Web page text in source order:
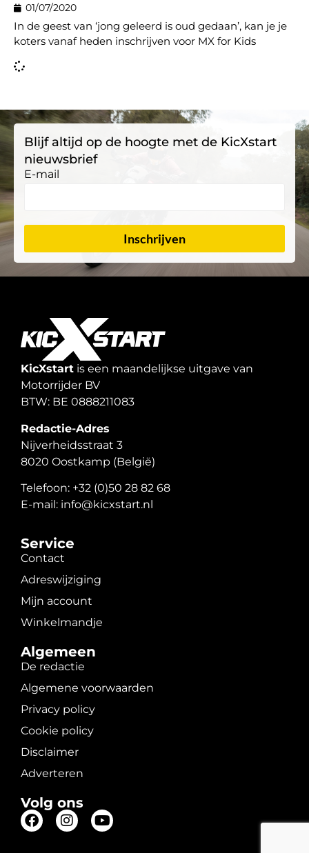
01/07/2020
In de geest van ‘jong geleerd is oud gedaan’, kan je je
koters vanaf heden inschrijven voor MX for Kids
Blijf altijd op de hoogte met de KicXstart
nieuwsbrief
E-mail
Inschrijven
KicXstart is een maandelijkse uitgave van
Motorrijder BV
BTW: BE 0888211083
Redactie-Adres
Nijverheidsstraat 3
8020 Oostkamp (België)
Telefoon: +32 (0)50 28 82 68
E-mail: info@kicxstart.nl
Service
Contact
Adreswijziging
Mijn account
Winkelmandje
Algemeen
De redactie
Algemene voorwaarden
Privacy policy
Cookie policy
Disclaimer
Adverteren
Volg ons